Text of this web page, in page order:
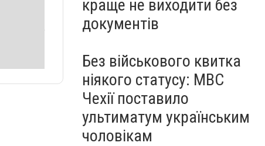
краще не виходити без
документів
Без військового квитка
ніякого статусу: МВС
Чехії поставило
ультиматум українським
чоловікам